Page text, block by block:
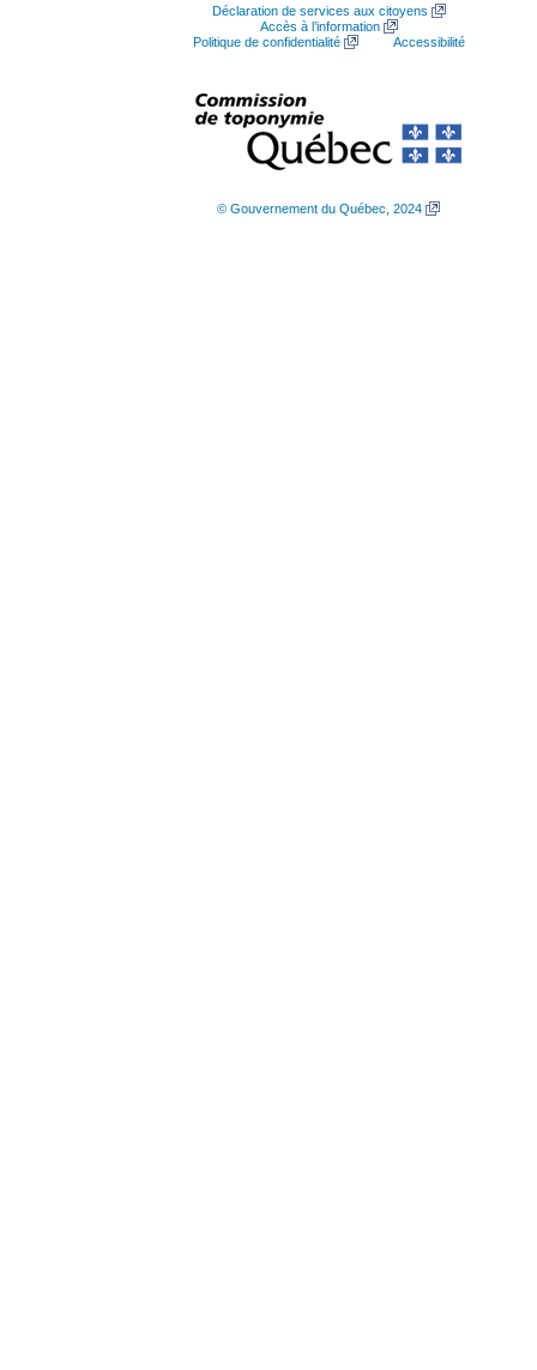
Déclaration de services aux citoyens
Accès à l’information
Politique de confidentialité
Accessibilité
© Gouvernement du Québec, 2024